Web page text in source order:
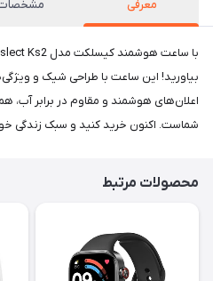
معرفی
بیاورید! این ساعت با طراحی شیک و
اعلان‌های هوشمند و مقاوم در برابر آب،
شماست. اکنون خرید کنید و سبک زندگی
محصولات مرتبط